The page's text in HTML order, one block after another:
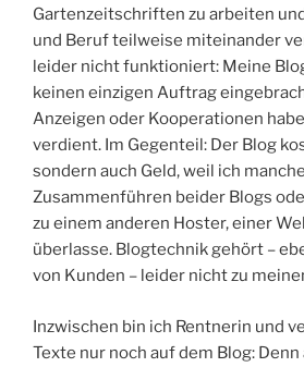
Gartenzeitschriften zu arbeiten
und Beruf teilweise miteinander
leider nicht funktioniert: Meine
keinen einzigen Auftrag
Anzeigen oder Kooperationen
verdient. Im Gegenteil: Der Blog
sondern auch Geld, weil ich
Zusammenführen beider Blogs
zu einem anderen Hoster, einer
überlasse. Blogtechnik gehört –
von Kunden – leider nicht zu
Inzwischen bin ich Rentnerin und
Texte nur noch auf dem Blog: